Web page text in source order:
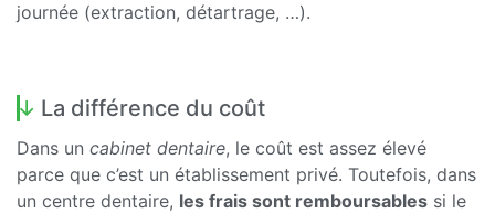
journée (extraction, détartrage, …).
La différence du coût
Dans un cabinet dentaire, le coût est assez élevé
parce que c’est un établissement privé. Toutefois, dans
un centre dentaire, les frais sont remboursables si le